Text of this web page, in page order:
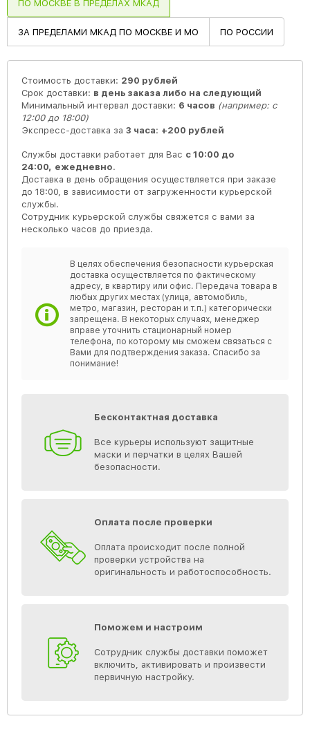
ПО МОСКВЕ В ПРЕДЕЛАХ МКАД
ЗА ПРЕДЕЛАМИ МКАД ПО МОСКВЕ И МО ПО РОССИИ
Стоимость доставки: 290 рублей
Срок доставки: в день заказа либо на следующий
Минимальный интервал доставки: 6 часов (например: с
12:00 до 18:00)
Экспресс-доставка за 3 часа: +200 рублей
Службы доставки работает для Вас с 10:00 до
24:00, ежедневно.
Доставка в день обращения осуществляется при заказе
до 18:00, в зависимости от загруженности курьерской
службы.
Сотрудник курьерской службы свяжется с вами за
несколько часов до приезда.
В целях обеспечения безопасности курьерская
доставка осуществляется по фактическому
адресу, в квартиру или офис. Передача товара в
любых других местах (улица, автомобиль,
метро, магазин, ресторан и т.п.) категорически
запрещена. В некоторых случаях, менеджер
вправе уточнить стационарный номер
телефона, по которому мы сможем связаться с
Вами для подтверждения заказа. Спасибо за
понимание!
Бесконтактная доставка
Все курьеры используют защитные
маски и перчатки в целях Вашей
безопасности.
Оплата после проверки
Оплата происходит после полной
проверки устройства на
оригинальность и работоспособность.
Поможем и настроим
Сотрудник службы доставки поможет
включить, активировать и произвести
первичную настройку.